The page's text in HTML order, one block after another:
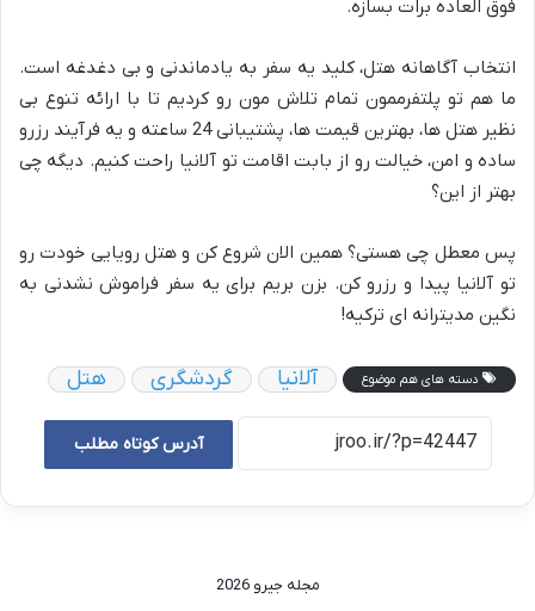
فوق العاده برات بسازه.
انتخاب آگاهانه هتل، کلید یه سفر به یادماندنی و بی دغدغه است.
ما هم تو پلتفرممون تمام تلاش مون رو کردیم تا با ارائه تنوع بی
نظیر هتل ها، بهترین قیمت ها، پشتیبانی 24 ساعته و یه فرآیند رزرو
ساده و امن، خیالت رو از بابت اقامت تو آلانیا راحت کنیم. دیگه چی
بهتر از این؟
پس معطل چی هستی؟ همین الان شروع کن و هتل رویایی خودت رو
تو آلانیا پیدا و رزرو کن. بزن بریم برای یه سفر فراموش نشدنی به
نگین مدیترانه ای ترکیه!
دسته های هم موضوع آلانیا گردشگری هتل
آدرس کوتاه مطلب
مجله جیرو 2026